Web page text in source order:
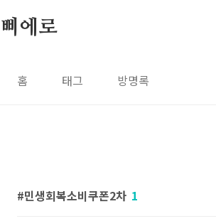
삐에로
홈 태그 방명록
민생회복소비쿠폰2차 1